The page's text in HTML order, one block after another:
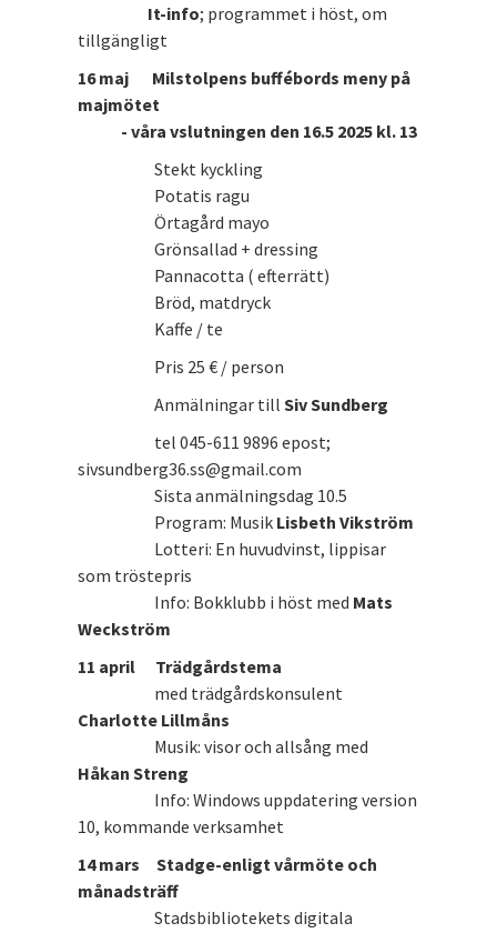
It-info; programmet i höst, om
tillgängligt
16 maj Milstolpens buffébords meny på
majmötet
- våra vslutningen den 16.5 2025 kl. 13
Stekt kyckling
Potatis ragu
Örtagård mayo
Grönsallad + dressing
Pannacotta ( efterrätt)
Bröd, matdryck
Kaffe / te
Pris 25 € / person
Anmälningar till Siv Sundberg
tel 045-611 9896 epost;
sivsundberg36.ss@gmail.com
Sista anmälningsdag 10.5
Program: Musik Lisbeth Vikström
Lotteri: En huvudvinst, lippisar
som tröstepris
Info: Bokklubb i höst med Mats
Weckström
11 april Trädgårdstema
med trädgårdskonsulent
Charlotte Lillmåns
Musik: visor och allsång med
Håkan Streng
Info: Windows uppdatering version
10, kommande verksamhet
14 mars
Stadge-enligt vårmöte och
månadsträff
Stadsbibliotekets digitala